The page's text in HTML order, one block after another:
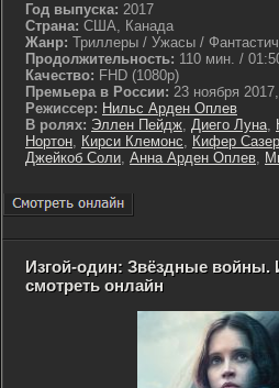
Год выпуска: 2017
Страна: США, Канада
Жанр: Триллеры / Ужасы /
Продолжительность: 110 мин. /
Качество: FHD (1080p)
Премьера в России: 23 ноября
Режиссер: Нильс Арден Оплев
В ролях: Эллен Пейдж, Диего Луна,
Нортон, Кирси Клемонс, Кифер
Джейкоб Соли, Анна Арден Оплев,
Изгой-один: Звёздные войны.
смотреть онлайн